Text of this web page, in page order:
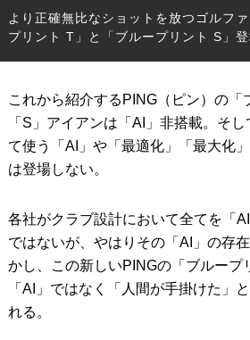
より正確無比なショットを放つゴルフ
プリント T」と「ブループリント S」登
これから紹介するPING（ピン）の「
「S」アイアンは「AI」非搭載。そ
て使う「AI」や「最適化」「最大化
は登場しない。
各社がクラブ設計において全てを「
ではないが、やはりその「AI」の存
かし、この新しいPINGの「ブループ
「AI」ではなく「人間が手掛けた」
れる。
FAIRWAY WOODS フェアウェイウッ
HYBRIDS ハイブリッド
IRONS アイアン
WEDGES ウェッジ
PUTTERS パター
OTHER その他
Editor’s Picks 編集部のおすすめ
Our Team 私たちのチーム